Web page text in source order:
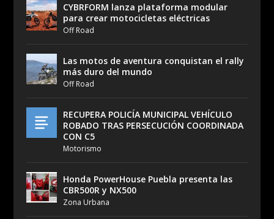
CYBRFORM lanza plataforma modular
para crear motocicletas eléctricas
Off Road
Las motos de aventura conquistan el rally
más duro del mundo
Off Road
RECUPERA POLICÍA MUNICIPAL VEHÍCULO
ROBADO TRAS PERSECUCIÓN COORDINADA
CON C5
Motorismo
Honda PowerHouse Puebla presenta las
CBR500R y NX500
Zona Urbana